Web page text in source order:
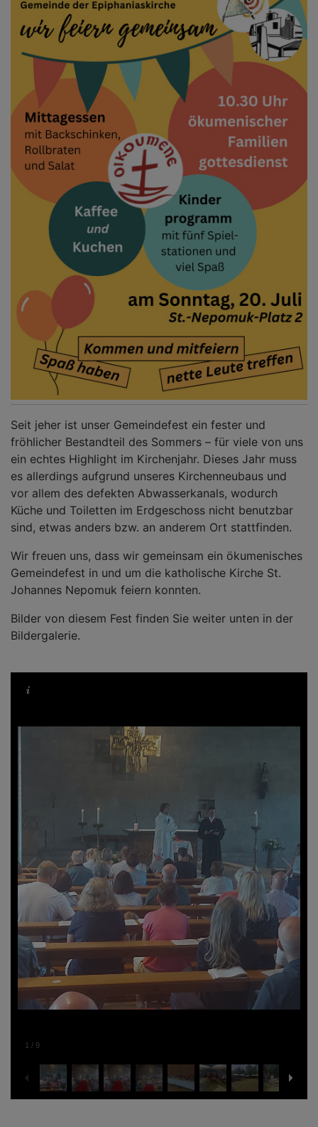
Seit jeher ist unser Gemeindefest ein fester und
fröhlicher Bestandteil des Sommers – für viele von uns
ein echtes Highlight im Kirchenjahr. Dieses Jahr muss
es allerdings aufgrund unseres Kirchenneubaus und
vor allem des defekten Abwasserkanals, wodurch
Küche und Toiletten im Erdgeschoss nicht benutzbar
sind, etwas anders bzw. an anderem Ort stattfinden.
Wir freuen uns, dass wir gemeinsam ein ökumenisches
Gemeindefest in und um die katholische Kirche St.
Johannes Nepomuk feiern konnten.
Bilder von diesem Fest finden Sie weiter unten in der
Bildergalerie.
1 / 9